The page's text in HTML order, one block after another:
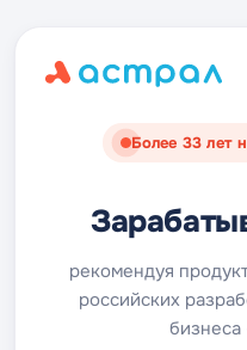
Более 33 лет
рекомендуя
российских
бизнеса